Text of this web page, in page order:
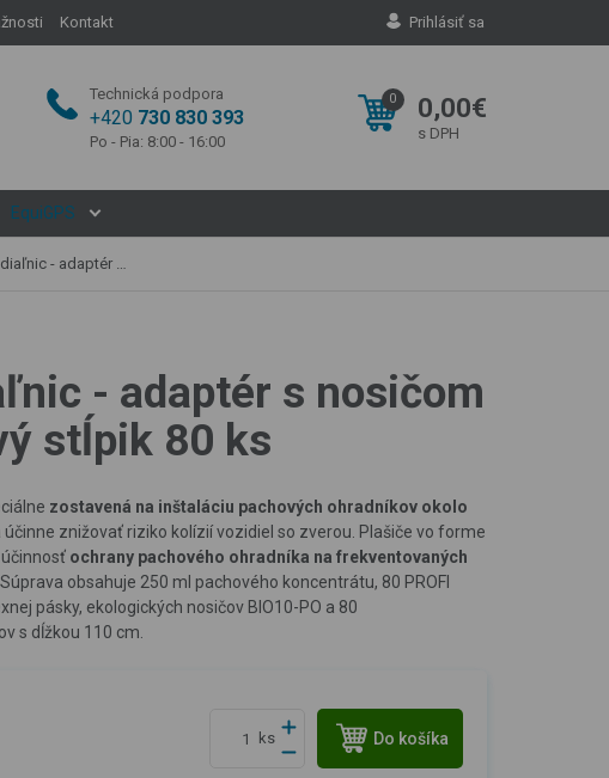
Kontakt Prihlásiť sa
Technická podpora
+420 730 830 393
Po - Pia: 8:00 - 16:00
0 0,00€
s DPH
EquiGPS
ks + sklolaminátový stĺpik 80 ks
- adaptér s nosičom
stĺpik 80 ks
zostavená na inštaláciu pachových ohradníkov okolo
účinne znižovať riziko kolízií vozidiel so zverou. Plašiče vo forme
ochrany pachového ohradníka na frekventovaných
. Súprava obsahuje 250 ml pachového koncentrátu, 80 PROFI
pásky, ekologických nosičov BIO10-PO a 80
s dĺžkou 110 cm.
ks Do košíka